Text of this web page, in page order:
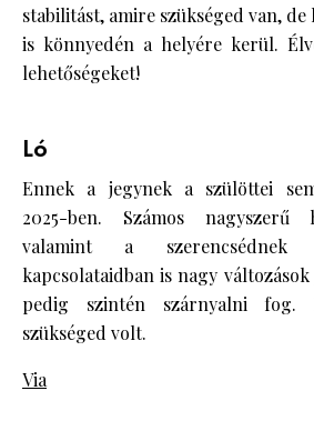
stabilitást, amire szükséged van,
is könnyedén a helyére kerül.
lehetőségeket!
Ló
Ennek a jegynek a szülöttei
2025-ben. Számos nagyszerű
valamint a szerencsédnek
kapcsolataidban is nagy
pedig szintén szárnyalni
szükséged volt.
Via